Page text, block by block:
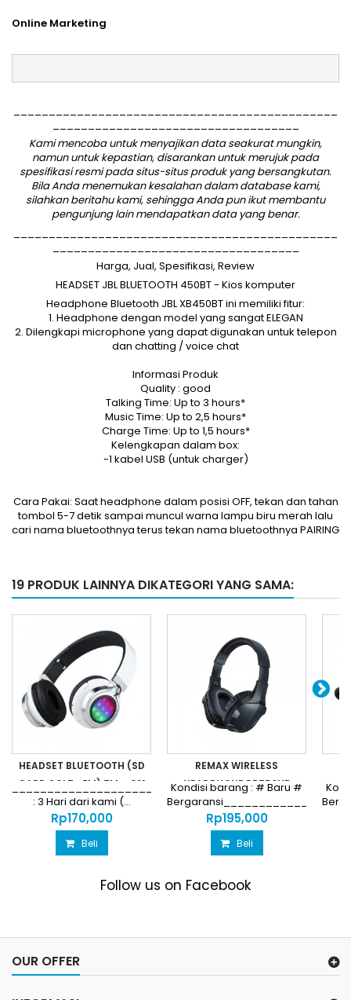
Online Marketing
Kami mencoba untuk menyajikan data seakurat mungkin,
namun untuk kepastian, disarankan untuk merujuk pada
spesifikasi resmi pada situs-situs produk yang bersangkutan.
Bila Anda menemukan kesalahan dalam database kami,
silahkanberitahu kami, sehingga Anda pun ikut membantu
pengunjung lain mendapatkan data yang benar.
Harga, Jual, Spesifikasi, Review
HEADSET JBL BLUETOOTH 450BT - Kios komputer
Headphone Bluetooth JBL XB450BT ini memiliki fitur:
1. Headphone dengan model yang sangat ELEGAN
2. Dilengkapi microphone yang dapat digunakan untuk telepon
dan chatting / voice chat
Informasi Produk
Quality : good
Talking Time: Up to 3 hours*
Music Time: Up to 2,5 hours*
Charge Time: Up to 1,5 hours*
Kelengkapan dalam box:
-1 kabel USB (untuk charger)
Cara Pakai: Saat headphone dalam posisi OFF, tekan dan tahan
tombol 5-7 detik sampai muncul warna lampu biru merah lalu
cari nama bluetoothnya terus tekan nama bluetoothnya PAIRING
19 PRODUK LAINNYA DIKATEGORI YANG SAMA:
HEADSET BLUETOOTH (SD
CARD SOLT +FM) TM – 021
_________________________________________GARANSI
: 3 Hari dari kami (...
Rp‎170,000
Beli
REMAX WIRELESS
HEADPHONE RB750HB
Kondisi barang : # Baru #
Harga...
Rp‎195,000
Beli
Follow us on Facebook
OUR OFFER